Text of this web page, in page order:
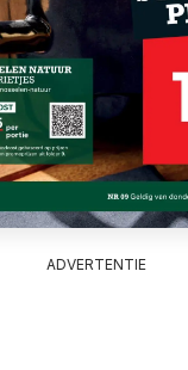
ADVERTENTIE